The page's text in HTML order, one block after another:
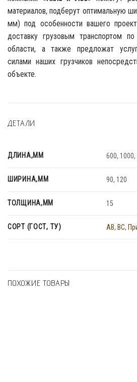
материалов, подберут оптимальную
мм) под особенности вашего
доставку грузовым транспортом
области, а также предложат
силами наших грузчиков
объекте.
ДЕТАЛИ
ДЛИНА,ММ 600,
ШИРИНА,ММ 90, 120
ТОЛЩИНА,ММ 15
СОРТ (ГОСТ, ТУ) AB, BC,
ПОХОЖИЕ ТОВАРЫ